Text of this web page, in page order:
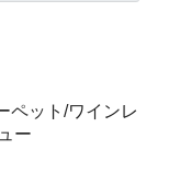
ペット/ワインレ
ー